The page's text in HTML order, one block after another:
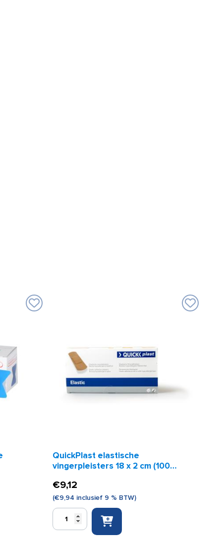
QuickPlast elastische
vingerpleisters 18 x 2 cm (100
€9,12
(€9,94 inclusief 9 % BTW)
QuickPlast
elastische
vingerpleisters